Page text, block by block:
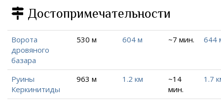
Достопримечательности
Ворота
дровяного
базара
530 м 604 м ~7 мин. 644
Руины
Керкинитиды
963 м 1.2 км
~14
мин.
1.7